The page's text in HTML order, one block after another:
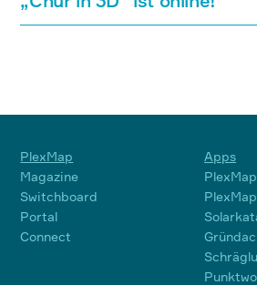
PlexMap
Magazine
Switchboard
Portal
Connect
Apps